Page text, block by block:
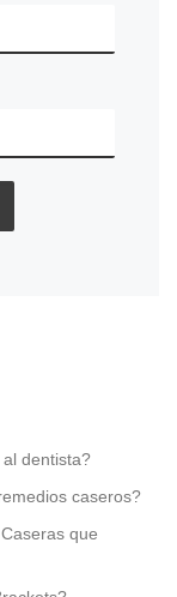
dentista?
caseros?
que